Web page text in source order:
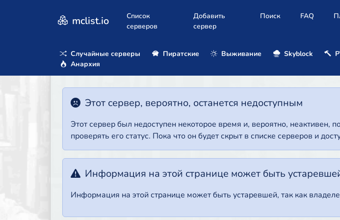
mclist.io
Список
серверов
Добавить
сервер
Поиск FAQ
Случайные серверы Пиратские Выживание Skyblock
Анархия
Этот сервер, вероятно, останется недоступным
Этот сервер был недоступен некоторое время и, вероятно,
проверять его статус. Пока что он будет скрыт в списке серверов и
Информация на этой странице может быть
Информация на этой странице может быть устаревшей, так как